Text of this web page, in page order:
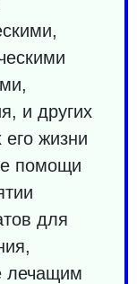
и других
жизни
помощи
для
лечащим